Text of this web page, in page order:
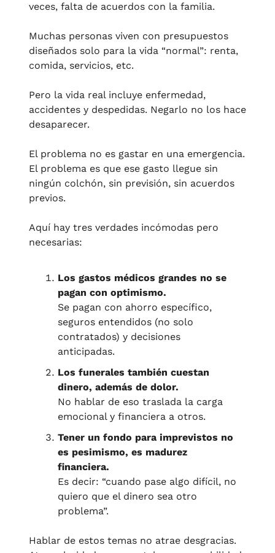
veces, falta de acuerdos con la familia.
Muchas personas viven con presupuestos
diseñados solo para la vida “normal”: renta,
comida, servicios, etc.
Pero la vida real incluye enfermedad,
accidentes y despedidas. Negarlo no los hace
desaparecer.
El problema no es gastar en una emergencia.
El problema es que ese gasto llegue sin
ningún colchón, sin previsión, sin acuerdos
previos.
Aquí hay tres verdades incómodas pero
necesarias:
Los gastos médicos grandes no se
pagan con optimismo.
Se pagan con ahorro específico,
seguros entendidos (no solo
contratados) y decisiones
anticipadas.
Los funerales también cuestan
dinero, además de dolor.
No hablar de eso traslada la carga
emocional y financiera a otros.
Tener un fondo para imprevistos no
es pesimismo, es madurez
financiera.
Es decir: “cuando pase algo difícil, no
quiero que el dinero sea otro
problema”.
Hablar de estos temas no atrae desgracias.